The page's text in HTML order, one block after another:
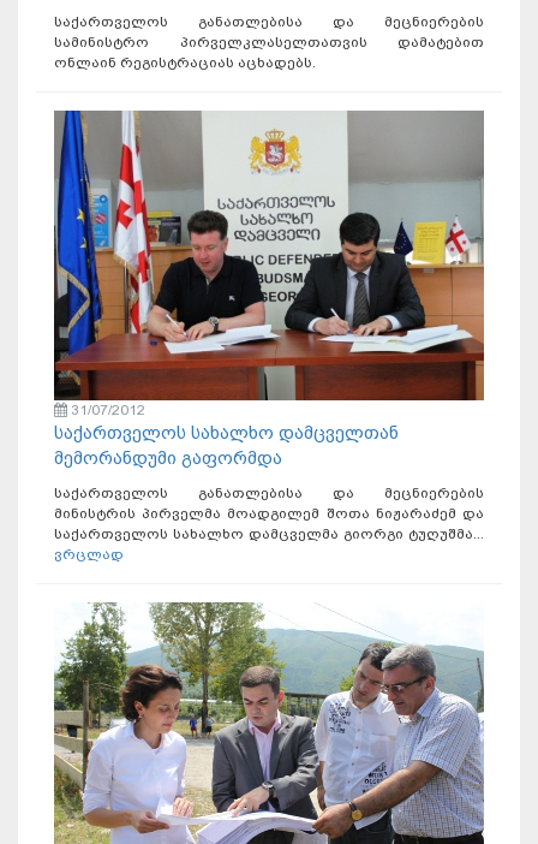
საქართველოს განათლებისა და მეცნიერების
სამინისტრო პირველკლასელთათვის დამატებით
ონლაინ რეგისტრაციას აცხადებს.
31/07/2012
საქართველოს სახალხო დამცველთან
მემორანდუმი გაფორმდა
საქართველოს განათლებისა და მეცნიერების
მინისტრის პირველმა მოადგილემ შოთა ნიჟარაძემ და
საქართველოს სახალხო დამცველმა გიორგი ტუღუშმა...
ვრცლად